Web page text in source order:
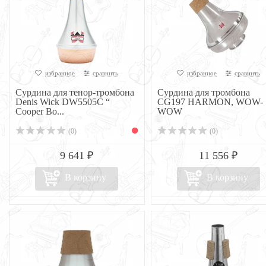
избранное сравнить
Сурдина для тенор-тромбона
Denis Wick DW5505С “
Cooper Bo...
(0)
9 641 ₽
В корзину
избранное сравнить
Сурдина для тромбона
CG197 HARMON, WOW-
WOW
(0)
11 556 ₽
В корзину